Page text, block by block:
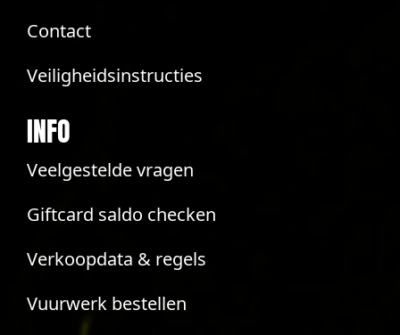
Contact
Veiligheidsinstructies
INFO
Veelgestelde vragen
Giftcard saldo checken
Verkoopdata & regels
Vuurwerk bestellen